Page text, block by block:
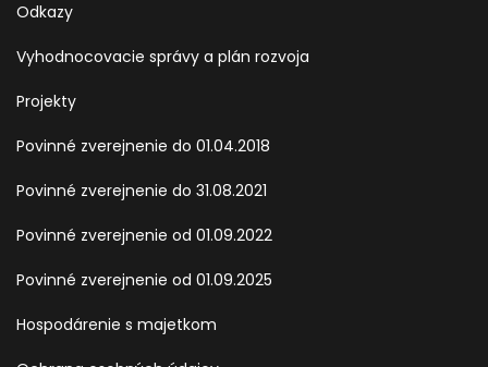
Odkazy
Vyhodnocovacie správy a plán rozvoja
Projekty
Povinné zverejnenie do 01.04.2018
Povinné zverejnenie do 31.08.2021
Povinné zverejnenie od 01.09.2022
Povinné zverejnenie od 01.09.2025
Hospodárenie s majetkom